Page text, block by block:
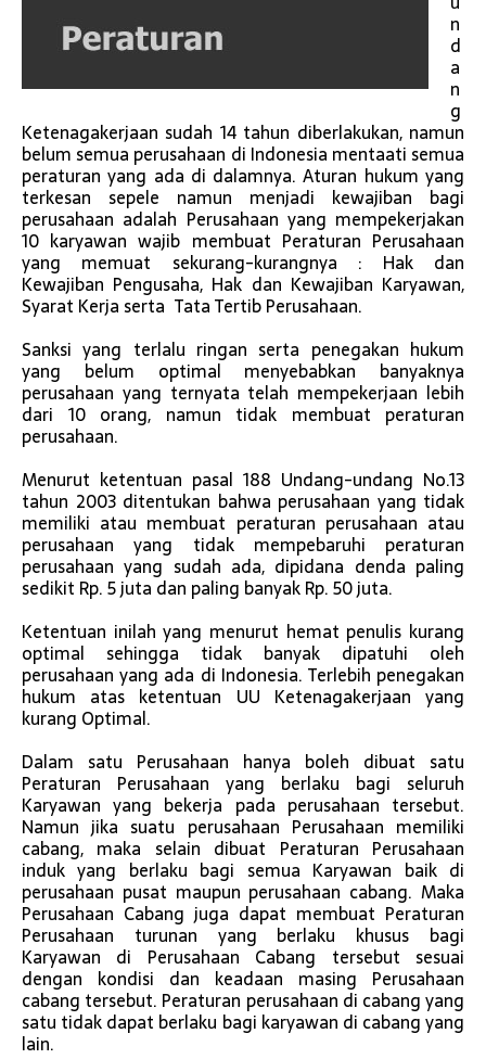
n
d
a
n
g
Ketenagakerjaan sudah 14 tahun diberlakukan, namun
belum semua perusahaan di Indonesia mentaati semua
peraturan yang ada di dalamnya. Aturan hukum yang
terkesan sepele namun menjadi kewajiban bagi
perusahaan adalah Perusahaan yang mempekerjakan
10 karyawan wajib membuat Peraturan Perusahaan
yang memuat sekurang-kurangnya : Hak dan
Kewajiban Pengusaha, Hak dan Kewajiban Karyawan,
Syarat Kerja serta Tata Tertib Perusahaan.
Sanksi yang terlalu ringan serta penegakan hukum
yang belum optimal menyebabkan banyaknya
perusahaan yang ternyata telah mempekerjaan lebih
dari 10 orang, namun tidak membuat peraturan
perusahaan.
Menurut ketentuan pasal 188 Undang-undang No.13
tahun 2003 ditentukan bahwa perusahaan yang tidak
memiliki atau membuat peraturan perusahaan atau
perusahaan yang tidak mempebaruhi peraturan
perusahaan yang sudah ada, dipidana denda paling
sedikit Rp. 5 juta dan paling banyak Rp. 50 juta.
Ketentuan inilah yang menurut hemat penulis kurang
optimal sehingga tidak banyak dipatuhi oleh
perusahaan yang ada di Indonesia. Terlebih penegakan
hukum atas ketentuan UU Ketenagakerjaan yang
kurang Optimal.
Dalam satu Perusahaan hanya boleh dibuat satu
Peraturan Perusahaan yang berlaku bagi seluruh
Karyawan yang bekerja pada perusahaan tersebut.
Namun jika suatu perusahaan Perusahaan memiliki
cabang, maka selain dibuat Peraturan Perusahaan
induk yang berlaku bagi semua Karyawan baik di
perusahaan pusat maupun perusahaan cabang. Maka
Perusahaan Cabang juga dapat membuat Peraturan
Perusahaan turunan yang berlaku khusus bagi
Karyawan di Perusahaan Cabang tersebut sesuai
dengan kondisi dan keadaan masing Perusahaan
cabang tersebut. Peraturan perusahaan di cabang yang
satu tidak dapat berlaku bagi karyawan di cabang yang
lain.